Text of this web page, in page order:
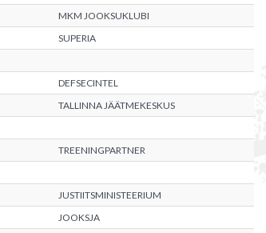
MKM JOOKSUKLUBI
SUPERIA
DEFSECINTEL
TALLINNA JÄÄTMEKESKUS
TREENINGPARTNER
JUSTIITSMINISTEERIUM
JOOKSJA